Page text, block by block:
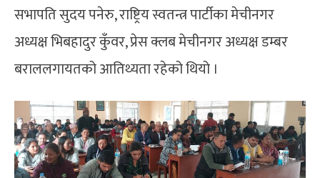
सभापति सुदय पनेरु, राष्ट्रिय स्वतन्त्र पार्टीका मेचीनगर
अध्यक्ष भिबहादुर कुँवर, प्रेस क्लब मेचीनगर अध्यक्ष डम्बर
बराललगायतको आतिथ्यता रहेको थियो ।